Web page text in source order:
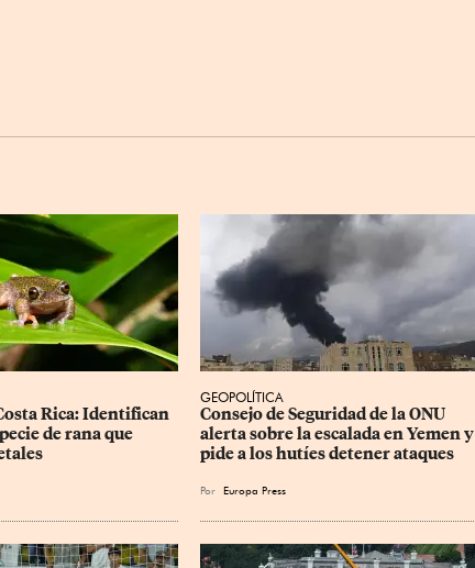
Rica: Identifican
de rana que
GEOPOLÍTICA
Consejo de Seguridad de la ONU
alerta sobre la escalada en Yemen y
pide a los hutíes detener ataques
Por Europa Press